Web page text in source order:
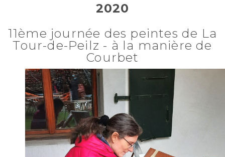
2020
11ème journée des peintes de La
Tour-de-Peilz - à la manière de
Courbet